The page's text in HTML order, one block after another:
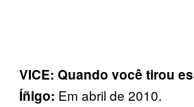
VICE: Quando você tirou
Íñigo: Em abril de 2010.